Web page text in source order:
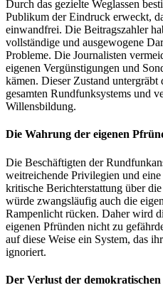
Durch das gezielte Weglassen
Publikum der Eindruck erweckt,
einwandfrei. Die Beitragszahler
vollständige und ausgewogene
Probleme. Die Journalisten
eigenen Vergünstigungen und
kämen. Dieser Zustand
gesamten Rundfunksystems und
Willensbildung.
Die Wahrung der eigenen
Die Beschäftigten der
weitreichende Privilegien und
kritische Berichterstattung über
würde zwangsläufig auch die
Rampenlicht rücken. Daher wird
eigenen Pfründen nicht zu
auf diese Weise ein System, das
ignoriert.
Der Verlust der